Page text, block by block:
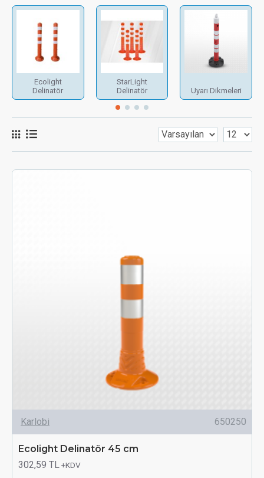
Ecolight
Delinatör
StarLight
Delinatör
Uyarı Dikmeleri
Karlobi 650250
Ecolight Delinatör 45 cm
302,59 TL +KDV